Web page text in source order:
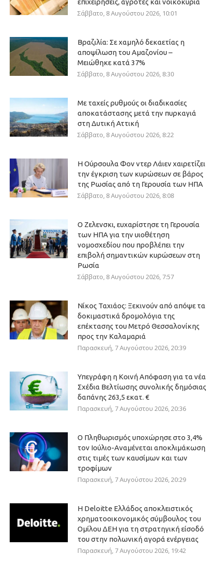
επιχειρήσεις, αγρότες και νοικοκυριά
Σάββατο, 8 Αυγούστου 2026, 10:01
Βραζιλία: Σε χαμηλό δεκαετίας η
αποψίλωση του Αμαζονίου –
Μειώθηκε κατά 37%
Σάββατο, 8 Αυγούστου 2026, 8:30
Με ταχείς ρυθμούς οι διαδικασίες
αποκατάστασης μετά την πυρκαγιά
στη Δυτική Αττική
Σάββατο, 8 Αυγούστου 2026, 8:22
Η Ούρσουλα Φον ντερ Λάιεν χαιρετίζει
την έγκριση των κυρώσεων σε βάρος
της Ρωσίας από τη Γερουσία των ΗΠΑ
Σάββατο, 8 Αυγούστου 2026, 8:08
Ο Ζελενσκι, ευχαρίστησε τη Γερουσία
των ΗΠΑ για την υιοθέτηση
νομοσχεδίου που προβλέπει την
επιβολή σημαντικών κυρώσεων στη
Ρωσία
Σάββατο, 8 Αυγούστου 2026, 7:57
Νίκος Ταχιάος: Ξεκινούν από απόψε τα
δοκιμαστικά δρομολόγια της
επέκτασης του Μετρό Θεσσαλονίκης
προς την Καλαμαριά
Παρασκευή, 7 Αυγούστου 2026, 20:39
Υπεγράφη η Κοινή Απόφαση για τα νέα
Σχέδια Βελτίωσης συνολικής δημόσιας
δαπάνης 263,5 εκατ. €
Παρασκευή, 7 Αυγούστου 2026, 20:36
Ο Πληθωρισμός υποχώρησε στο 3,4%
τον Ιούλιο-Αναμένεται αποκλιμάκωση
στις τιμές των καυσίμων και των
τροφίμων
Παρασκευή, 7 Αυγούστου 2026, 20:29
Η Deloitte Ελλάδος αποκλειστικός
χρηματοοικονομικός σύμβουλος του
Ομίλου ΔΕΗ για τη στρατηγική είσοδό
του στην πολωνική αγορά ενέργειας
Παρασκευή, 7 Αυγούστου 2026, 19:42